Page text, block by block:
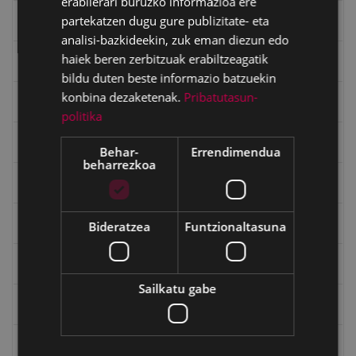
Eibarko mugarrien itzulia
Eibarko mugarrien itzulia - Iparraldea
Eibartarren ahotan
Gerra Zibilaren Interpretazio Zentroa
partekatzen dugu gure publizitate- eta
analisi-bazkideekin, zuk eman diezun edo
haiek beren zerbitzuak erabiltzeagatik
bildu duten beste informazio batzuekin
konbina dezaketenak. Pribatutasun-
politika
Behar-
beharrezkoa
Errendimendua
Bideratzea Funtzionaltasuna
Sailkatu gabe